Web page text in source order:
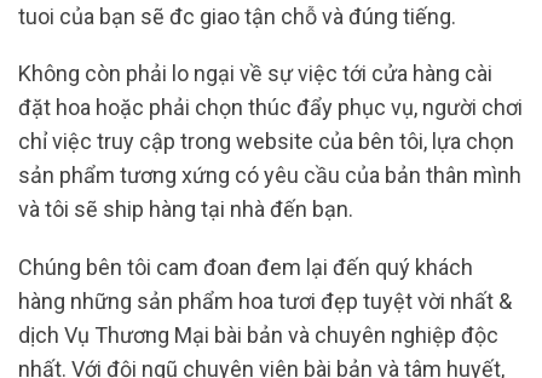
tuoi của bạn sẽ đc giao tận chỗ và đúng tiếng.
Không còn phải lo ngại về sự việc tới cửa hàng cài
đặt hoa hoặc phải chọn thúc đẩy phục vụ, người chơi
chỉ việc truy cập trong website của bên tôi, lựa chọn
sản phẩm tương xứng có yêu cầu của bản thân mình
và tôi sẽ ship hàng tại nhà đến bạn.
Chúng bên tôi cam đoan đem lại đến quý khách
hàng những sản phẩm hoa tươi đẹp tuyệt vời nhất &
dịch Vụ Thương Mại bài bản và chuyên nghiệp độc
nhất. Với đội ngũ chuyên viên bài bản và tâm huyết,